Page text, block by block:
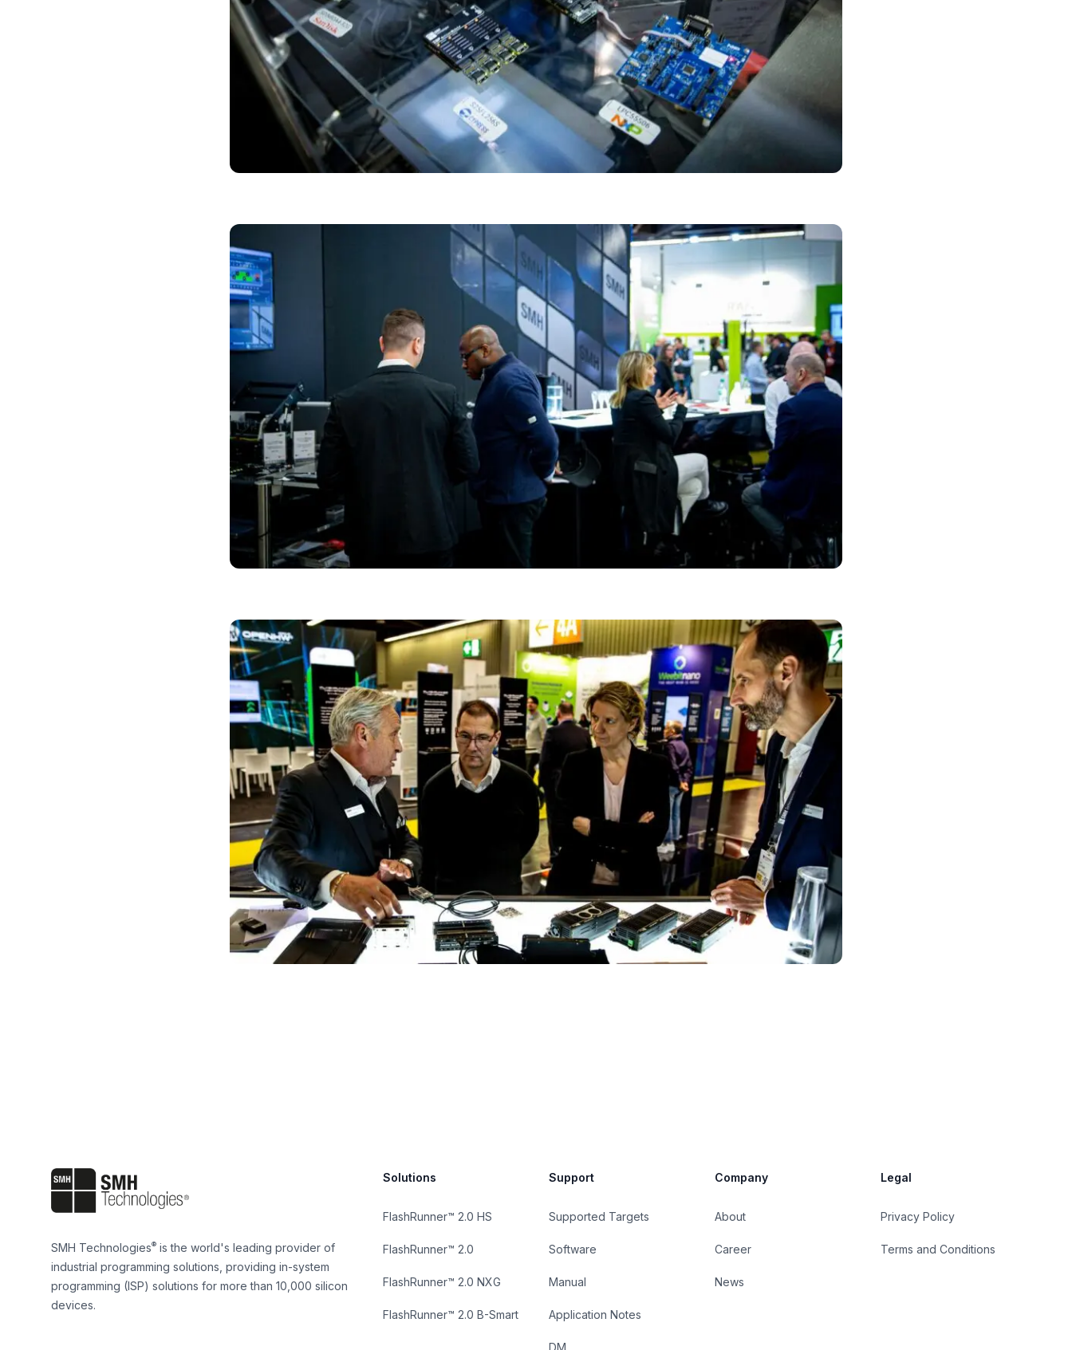
SMH Technologies® is the world's leading provider of
industrial programming solutions, providing in-system
programming (ISP) solutions for more than 10,000 silicon
devices.
Solutions
FlashRunner™ 2.0 HS
FlashRunner™ 2.0
FlashRunner™ 2.0 NXG
FlashRunner™ 2.0 B-Smart
Support
Supported Targets
Software
Manual
Application Notes
DM
Company
About
Career
News
Legal
Privacy Policy
Terms and Conditions